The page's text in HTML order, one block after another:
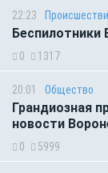
22:23
0 1317
20:01 Общество
Грандиозная
новости
0 5999